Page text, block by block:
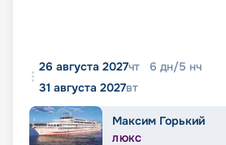
26 августа 2027чт 6 дн/5 нч
31 августа 2027вт
Максим Горький
ЛЮКС